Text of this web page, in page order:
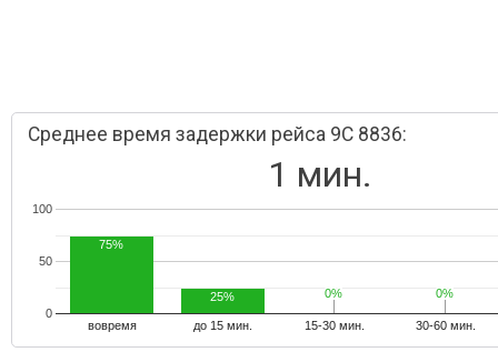
Среднее время задержки рейса 9C 8836:
1 мин.
вовремя до 15 мин. 15-30 мин. 30-60 мин.
0
50
100
75%
25% 0%
0% 0%
0%